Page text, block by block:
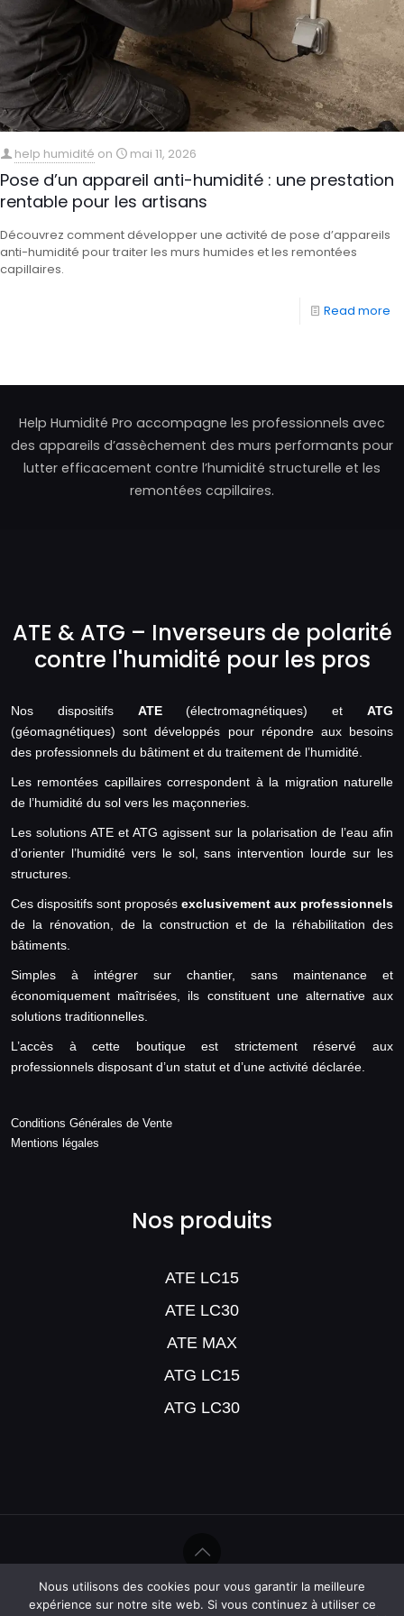
help humidité on mai 11, 2026
Pose d’un appareil anti-humidité : une prestation
rentable pour les artisans
Découvrez comment développer une activité de pose d’appareils
anti-humidité pour traiter les murs humides et les remontées
capillaires.
Read more
Help Humidité Pro accompagne les professionnels avec
des appareils d’assèchement des murs performants pour
lutter efficacement contre l’humidité structurelle et les
remontées capillaires.
ATE & ATG – Inverseurs de polarité
contre l'humidité pour les pros
Nos dispositifs ATE(électromagnétiques) etATG
(géomagnétiques) sont développés pour répondre aux besoins
des professionnels du bâtiment et du traitement de l’humidité.
Les remontées capillaires correspondent à la migration naturelle
de l’humidité du sol vers les maçonneries.
Les solutions ATE et ATG agissent sur la polarisation de l’eau afin
d’orienter l’humidité vers le sol, sans intervention lourde sur les
structures.
Ces dispositifs sont proposés exclusivement aux professionnels
de la rénovation, de la construction et de la réhabilitation des
bâtiments.
Simples à intégrer sur chantier, sans maintenance et
économiquement maîtrisées, ils constituent une alternative aux
solutions traditionnelles.
L’accès à cette boutique est strictement réservé aux
professionnels disposant d’un statut et d’une activité déclarée.
Conditions Générales de Vente
Mentions légales
Nos produits
ATE LC15
ATE LC30
ATE MAX
ATG LC15
ATG LC30
©Help Humidité - 2020
Nous utilisons des cookies pour vous garantir la meilleure
expérience sur notre site web. Si vous continuez à utiliser ce